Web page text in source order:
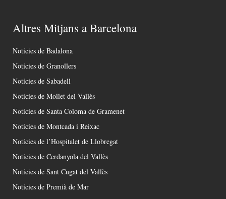
Altres Mitjans a Barcelona
Notícies de Badalona
Notícies de Granollers
Notícies de Sabadell
Notícies de Mollet del Vallès
Notícies de Santa Coloma de Gramenet
Notícies de Montcada i Reixac
Notícies de l’Hospitalet de Llobregat
Notícies de Cerdanyola del Vallès
Notícies de Sant Cugat del Vallès
Notícies de Premià de Mar